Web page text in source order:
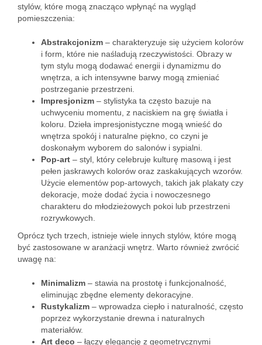
stylów, które mogą znacząco wpłynąć na wygląd
pomieszczenia:
Abstrakcjonizm – charakteryzuje się użyciem kolorów
i form, które nie naśladują rzeczywistości. Obrazy w
tym stylu mogą dodawać energii i dynamizmu do
wnętrza, a ich intensywne barwy mogą zmieniać
postrzeganie przestrzeni.
Impresjonizm – stylistyka ta często bazuje na
uchwyceniu momentu, z naciskiem na grę światła i
koloru. Dzieła impresjonistyczne mogą wnieść do
wnętrza spokój i naturalne piękno, co czyni je
doskonałym wyborem do salonów i sypialni.
Pop-art – styl, który celebruje kulturę masową i jest
pełen jaskrawych kolorów oraz zaskakujących wzorów.
Użycie elementów pop-artowych, takich jak plakaty czy
dekoracje, może dodać życia i nowoczesnego
charakteru do młodzieżowych pokoi lub przestrzeni
rozrywkowych.
Oprócz tych trzech, istnieje wiele innych stylów, które mogą
być zastosowane w aranżacji wnętrz. Warto również zwrócić
uwagę na:
Minimalizm – stawia na prostotę i funkcjonalność,
eliminując zbędne elementy dekoracyjne.
Rustykalizm – wprowadza ciepło i naturalność, często
poprzez wykorzystanie drewna i naturalnych
materiałów.
Art deco – łączy elegancję z geometrycznymi